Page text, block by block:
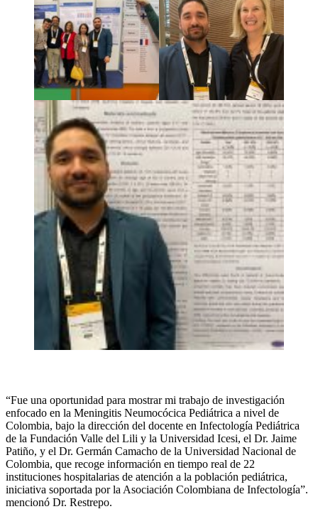
“Fue una oportunidad para mostrar mi trabajo de investigación
enfocado en la Meningitis Neumocócica Pediátrica a nivel de
Colombia, bajo la dirección del docente en Infectología Pediátrica
de la Fundación Valle del Lili y la Universidad Icesi, el Dr. Jaime
Patiño, y el Dr. Germán Camacho de la Universidad Nacional de
Colombia, que recoge información en tiempo real de 22
instituciones hospitalarias de atención a la población pediátrica,
iniciativa soportada por la Asociación Colombiana de Infectología”.
mencionó Dr. Restrepo.